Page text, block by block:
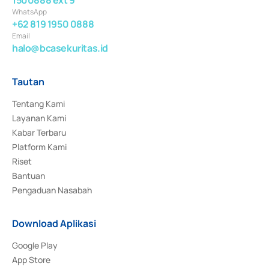
WhatsApp
+62 819 1950 0888
Email
halo@bcasekuritas.id
Tautan
Tentang Kami
Layanan Kami
Kabar Terbaru
Platform Kami
Riset
Bantuan
Pengaduan Nasabah
Download Aplikasi
Google Play
App Store